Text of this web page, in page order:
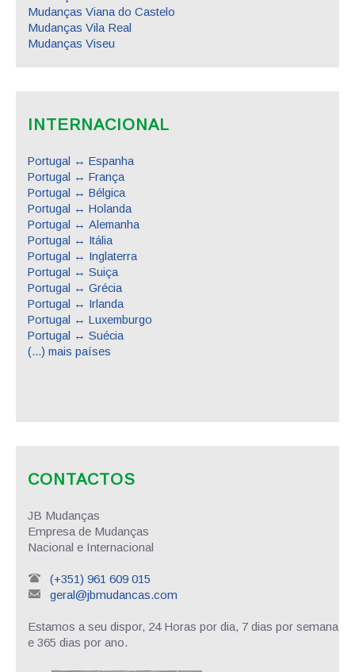
Mudanças Viana do Castelo
Mudanças Vila Real
Mudanças Viseu
INTERNACIONAL
Portugal ↔ Espanha
Portugal ↔ França
Portugal ↔ Bélgica
Portugal ↔ Holanda
Portugal ↔ Alemanha
Portugal ↔ Itália
Portugal ↔ Inglaterra
Portugal ↔ Suiça
Portugal ↔ Grécia
Portugal ↔ Irlanda
Portugal ↔ Luxemburgo
Portugal ↔ Suécia
(...) mais países
CONTACTOS
JB Mudanças
Empresa de Mudanças
Nacional e Internacional
(+351) 961 609 015
geral@jbmudancas.com
Estamos a seu dispor, 24 Horas por dia, 7 dias por semana
e 365 dias por ano.